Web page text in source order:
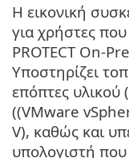
Η εικονική
για χρήστες
PROTECT On-
Υποστηρίζει
επόπτες
((VMware
V), καθώς και
υπολογιστή